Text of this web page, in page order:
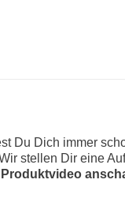
Du Dich immer
stellen Dir eine